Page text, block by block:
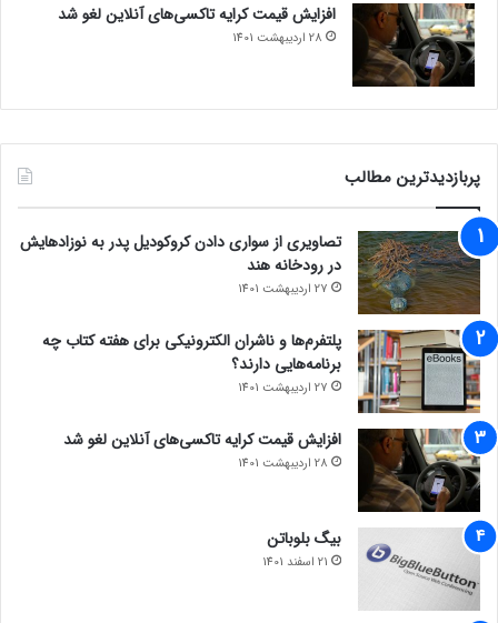
افزایش قیمت کرایه تاکسی‌های آنلاین لغو شد
28 اردیبهشت 1401
پربازدیدترین مطالب
تصاویری از سواری دادن کروکودیل پدر به نوزادهایش
در رودخانه هند
27 اردیبهشت 1401
پلتفرم‌ها و ناشران الکترونیکی برای هفته کتاب چه
برنامه‌هایی دارند؟
27 اردیبهشت 1401
افزایش قیمت کرایه تاکسی‌های آنلاین لغو شد
28 اردیبهشت 1401
بیگ بلوباتن
21 اسفند 1401